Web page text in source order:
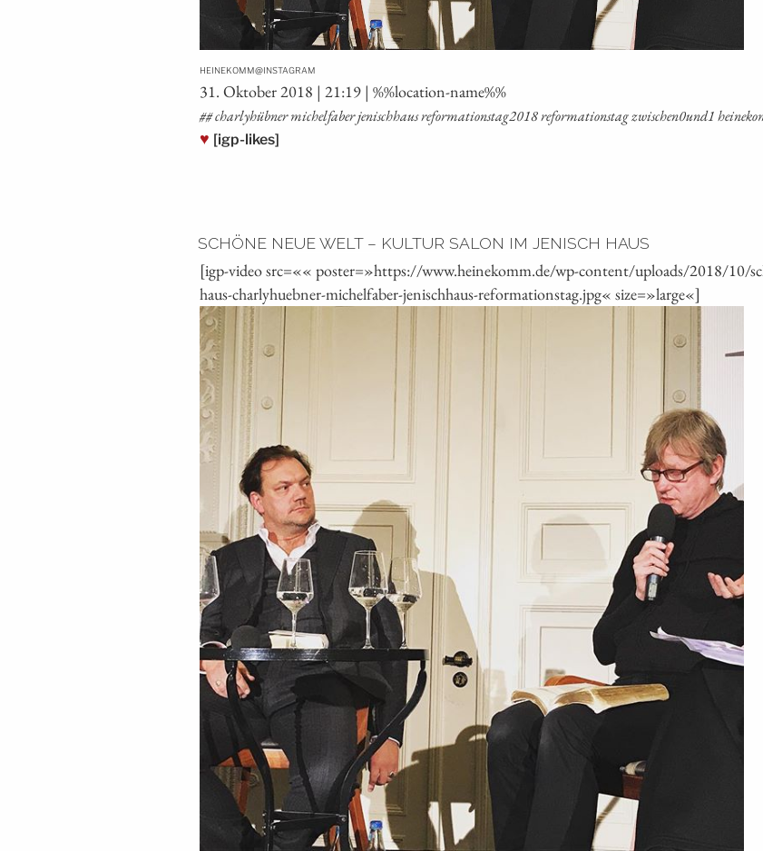
HEINEKOMM@INSTAGRAM
31. Okto­ber 2018 | 21:19 | %%loca­ti­on-name%%
## char­ly­h­üb­ner michel­fa­ber jenisch­haus reformationstag2018 refor­ma­ti­ons­tag zwischen0und1
♥ [igp-likes]
SCHÖNE NEUE WELT – KULTUR SALON IM JENISCH HAUS
[igp-video src=«« poster=»https://www.heinekomm.de/wp-content/uploads/2018/10/
haus-charlyhuebner-michelfaber-jenischhaus-reformationstag.jpg« size=»large«]